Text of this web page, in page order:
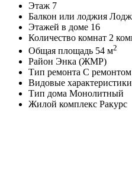
Этаж 7
Балкон или лоджия
Этажей в доме 16
Количество комнат 2
Общая площадь 54 м2
Район Энка (ЖМР)
Тип ремонта С ремонтом
Видовые характеристики
Тип дома Монолитный
Жилой комплекс Ракурс